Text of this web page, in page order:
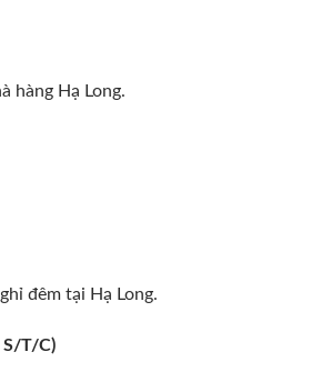
hàng Hạ Long.
đêm tại Hạ Long.
S/T/C)